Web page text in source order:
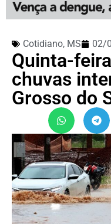
Cotidiano, MS 02/
Quinta-
chuvas
Grosso do